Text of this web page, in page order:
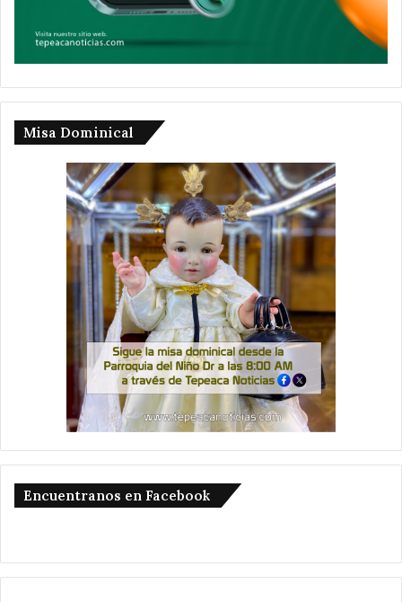
Misa Dominical
Encuentranos en Facebook